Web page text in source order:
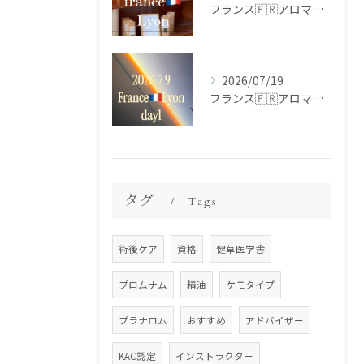
フランス🇫🇷アロマ研修ツアー𝗱𝗮𝘆𝟮
2026/07/19
フランス🇫🇷アロマ研修ツアー𝗱𝗮𝘆𝟭
タグ Tags
術後ケア 資格 健草医学舎
プロムナム 精油 ケモタイプ
プラナロム おすすめ アドバイザー
KAC認定 インストラクター